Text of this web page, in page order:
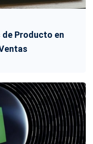
de Producto en